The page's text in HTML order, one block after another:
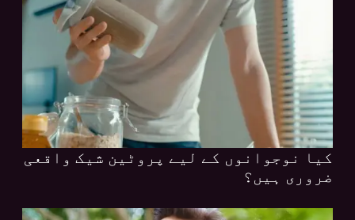
کیا نوجوانوں کے لیے پروٹین شیک واقعی
ضروری ہیں؟